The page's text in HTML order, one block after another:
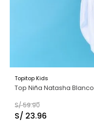
Topitop Kids
Top Niña Natasha Blanco
S/59.90
S/ 23.96